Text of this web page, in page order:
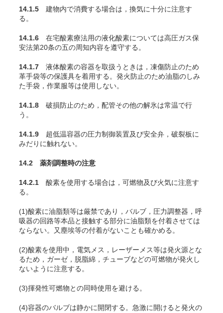
14.1.5 建物内で消費する場合は，換気に十分に注意す
る。
14.1.6 在宅酸素療法用の液化酸素については高圧ガス保
安法第20条の五の周知内容を遵守する。
14.1.7 液体酸素の容器を取扱うときは，凍傷防止のため
革手袋等の保護具を着用する。発火防止のため油脂のしみ
た手袋，作業服等は使用しない。
14.1.8 破損防止のため，配管その他の解氷は常温で行
う。
14.1.9 超低温容器の圧力制御装置及び安全弁，破裂板に
みだりに触れない。
14.2 薬剤調整時の注意
14.2.1 酸素を使用する場合は，可燃物及び火気に注意す
る。
(1)酸素に油脂類等は厳禁であり，バルブ，圧力調整器，呼
吸器の回路等本品と接触する部分に油脂類を付着させては
ならない。又塵埃等の付着がないことも確かめる。
(2)酸素を使用中，電気メス，レーザーメス等は発火源とな
るため，ガーゼ，脱脂綿，チューブなどの可燃物が発火し
ないように注意する 。
(3)揮発性可燃物との同時使用を避ける。
(4)容器のバルブは静かに開閉する。急激に開けると発火の